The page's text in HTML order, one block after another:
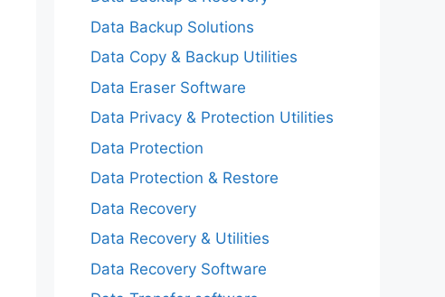
Data Backup Solutions
Data Copy & Backup Utilities
Data Eraser Software
Data Privacy & Protection Utilities
Data Protection
Data Protection & Restore
Data Recovery
Data Recovery & Utilities
Data Recovery Software